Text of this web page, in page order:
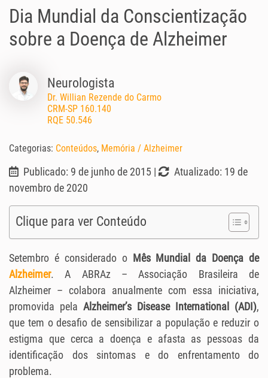
Dia Mundial da Conscientização
sobre a Doença de Alzheimer
Neurologista
Dr. Willian Rezende do Carmo
CRM-SP 160.140
RQE 50.546
Categorias: Conteúdos, Memória / Alzheimer
Publicado: 9 de junho de 2015 |
Atualizado: 19 de
novembro de 2020
Clique para ver Conteúdo
Setembro é considerado o Mês Mundial da Doença de
Alzheimer. A ABRAz – Associação Brasileira de
Alzheimer – colabora anualmente com essa iniciativa,
promovida pela Alzheimer’s Disease International (ADI),
que tem o desafio de sensibilizar a população e reduzir o
estigma que cerca a doença e afasta as pessoas da
identificação dos sintomas e do enfrentamento do
problema.